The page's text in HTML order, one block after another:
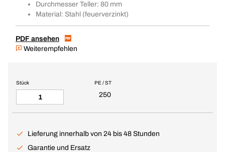
Durchmesser Teller: 80 mm
Material: Stahl (feuerverzinkt)
PDF ansehen
Weiterempfehlen
PE / ST
250
Stück
Lieferung innerhalb von 24 bis 48 Stunden
Garantie und Ersatz